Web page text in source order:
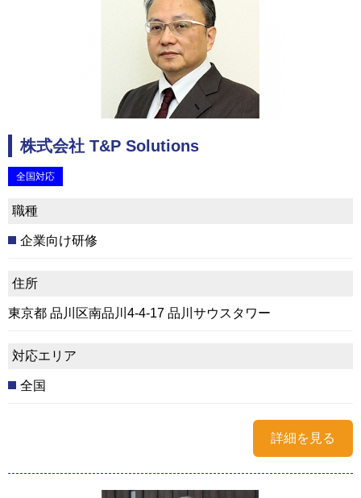
株式会社 T&P Solutions
全国対応
職種
企業向け研修
住所
東京都 品川区南品川4-4-17 品川サウスタワー
対応エリア
全国
詳細を見る